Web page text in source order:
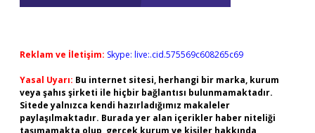
Reklam ve İletişim: Skype: live:.cid.575569c608265c69
Yasal Uyarı: Bu internet sitesi, herhangi bir marka, kurum
veya şahıs şirketi ile hiçbir bağlantısı bulunmamaktadır.
Sitede yalnızca kendi hazırladığımız makaleler
paylaşılmaktadır. Burada yer alan içerikler haber niteliği
taşımamakta olup, gerçek kurum ve kişiler hakkında